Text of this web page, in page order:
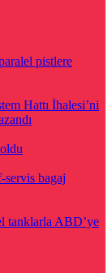
pistlere
Hattı İhalesi’ni
servis bagaj
tanklarla ABD’ye